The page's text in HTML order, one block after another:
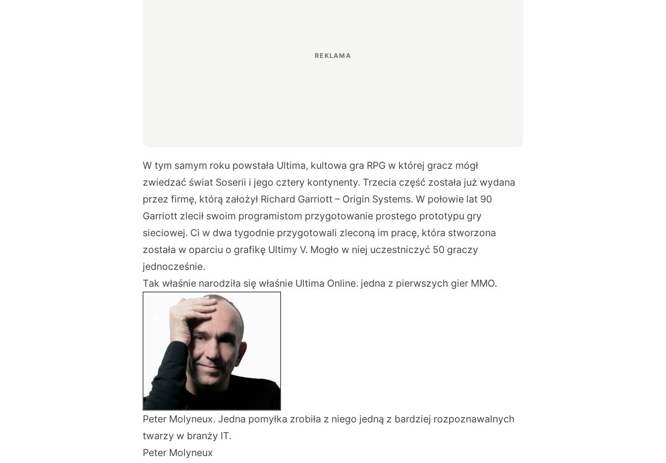
W tym samym roku powstała Ultima, kultowa gra RPG w której gracz mógł
zwiedzać świat Soserii i jego cztery kontynenty. Trzecia część została już wydana
przez firmę, którą założył Richard Garriott – Origin Systems. W połowie lat 90
Garriott zlecił swoim programistom przygotowanie prostego prototypu gry
sieciowej. Ci w dwa tygodnie przygotowali zleconą im pracę, która stworzona
została w oparciu o grafikę Ultimy V. Mogło w niej uczestniczyć 50 graczy
jednocześnie.
Tak właśnie narodziła się właśnie Ultima Online. jedna z pierwszych gier MMO.
Peter Molyneux. Jedna pomyłka zrobiła z niego jedną z bardziej rozpoznawalnych
twarzy w branży IT.
Peter Molyneux